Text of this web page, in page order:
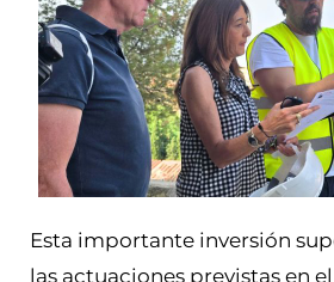
Esta importante inversión
las actuaciones previstas en el